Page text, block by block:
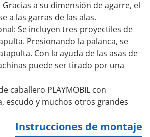
a su dimensión de agarre, el
a las garras de las alas.
Se incluyen tres proyectiles de
Presionando la palanca, se
Con la ayuda de las asas de
puede ser tirado por una
caballero PLAYMOBIL con
escudo y muchos otros grandes
Instrucciones de montaje